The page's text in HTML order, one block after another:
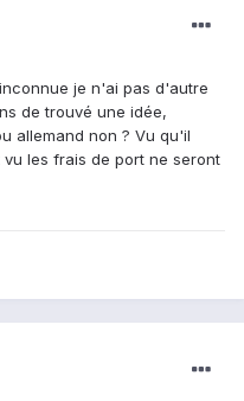
je n'ai pas d'autre
de trouvé une idée,
allemand non ? Vu qu'il
les frais de port ne seront